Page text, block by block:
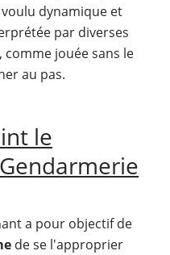
dynamique et
par diverses
jouée sans le
au pas.
le
a pour objectif de
de se l'approprier